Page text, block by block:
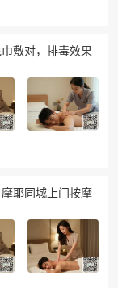
敷对，排毒效果
耶同城上门按摩